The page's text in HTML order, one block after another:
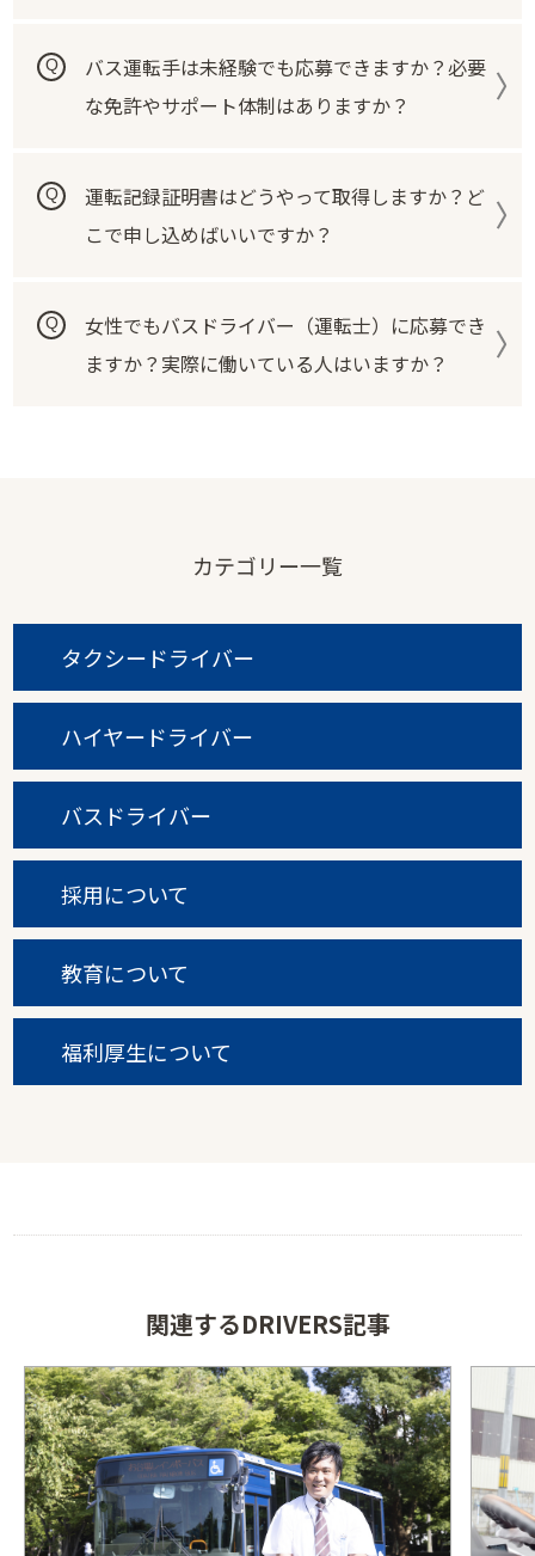
バス運転手は未経験でも応募できますか？必要
な免許やサポート体制はありますか？
運転記録証明書はどうやって取得しますか？ど
こで申し込めばいいですか？
女性でもバスドライバー（運転士）に応募でき
ますか？実際に働いている人はいますか？
カテゴリー一覧
タクシードライバー
ハイヤードライバー
バスドライバー
採用について
教育について
福利厚生について
関連するDRIVERS記事